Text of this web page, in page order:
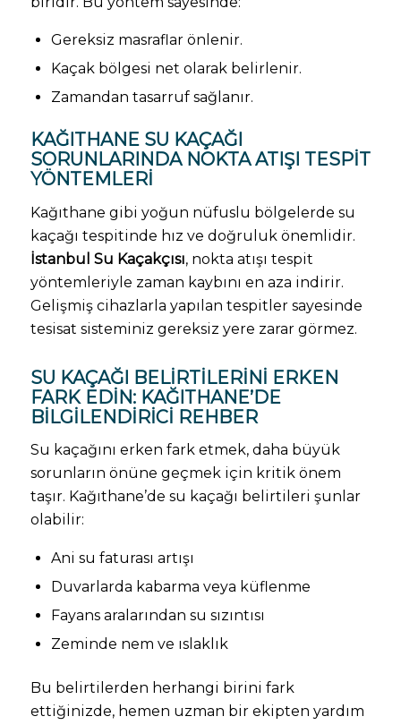
Gereksiz masraflar önlenir.
Kaçak bölgesi net olarak belirlenir.
Zamandan tasarruf sağlanır.
KAĞITHANE SU KAÇAĞI
SORUNLARINDA NOKTA ATIŞI TESPIT
YÖNTEMLERI
Kağıthane gibi yoğun nüfuslu bölgelerde su
kaçağı tespitinde hız ve doğruluk önemlidir.
İstanbul Su Kaçakçısı, nokta atışı tespit
yöntemleriyle zaman kaybını en aza indirir.
Gelişmiş cihazlarla yapılan tespitler sayesinde
tesisat sisteminiz gereksiz yere zarar görmez.
SU KAÇAĞI BELIRTILERINI ERKEN
FARK EDIN: KAĞITHANE’DE
BILGILENDIRICI REHBER
Su kaçağını erken fark etmek, daha büyük
sorunların önüne geçmek için kritik önem
taşır. Kağıthane’de su kaçağı belirtileri şunlar
olabilir:
Ani su faturası artışı
Duvarlarda kabarma veya küflenme
Fayans aralarından su sızıntısı
Zeminde nem ve ıslaklık
Bu belirtilerden herhangi birini fark
ettiğinizde, hemen uzman bir ekipten yardım